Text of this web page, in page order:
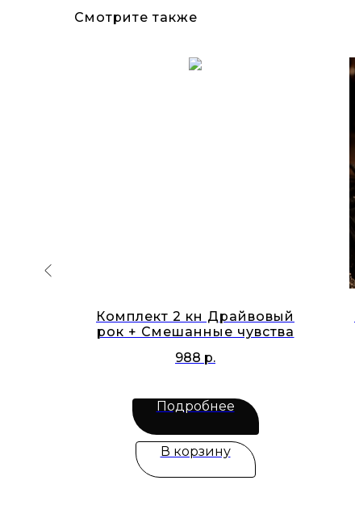
Смотрите также
Комплект 2 кн Драйвовый
рок + Смешанные чувства
988 р.
Подробнее
В корзину